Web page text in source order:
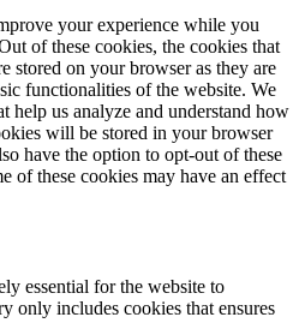
your experience while you
of these cookies, the cookies that
stored on your browser as they are
functionalities of the website. We
help us analyze and understand how
will be stored in your browser
have the option to opt-out of these
of these cookies may have an effect
essential for the website to
only includes cookies that ensures